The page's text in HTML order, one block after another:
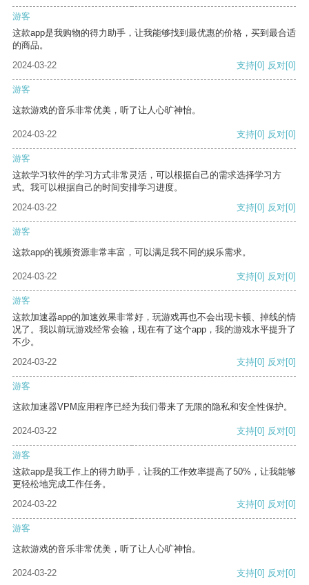
游客
这款app是我购物的得力助手，让我能够找到最优惠的价格，买到最合适
的商品。
2024-03-22
支持[0] 反对[0]
游客
这款游戏的音乐非常优美，听了让人心旷神怡。
2024-03-22 支持[0] 反对[0]
游客
这款学习软件的学习方式非常灵活，可以根据自己的需求选择学习方
式。我可以根据自己的时间安排学习进度。
2024-03-22
支持[0] 反对[0]
游客
这款app的视频资源非常丰富，可以满足我不同的娱乐需求。
2024-03-22 支持[0] 反对[0]
游客
这款加速器app的加速效果非常好，玩游戏再也不会出现卡顿、掉线的情
况了。我以前玩游戏经常会输，现在有了这个app，我的游戏水平提升了
不少。
2024-03-22
支持[0] 反对[0]
游客
这款加速器VPM应用程序已经为我们带来了无限的隐私和安全性保护。
2024-03-22 支持[0] 反对[0]
游客
这款app是我工作上的得力助手，让我的工作效率提高了50%，让我能够
更轻松地完成工作任务。
2024-03-22
支持[0] 反对[0]
游客
这款游戏的音乐非常优美，听了让人心旷神怡。
2024-03-22 支持[0] 反对[0]